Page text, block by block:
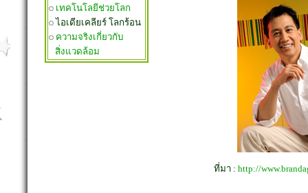
เทคโนโลยีช่วยโลก
ไอเดียเคลียร์ โลกร้อน
ความจริงเกี่ยวกับ
สิ่งแวดล้อม
ที่มา : http://